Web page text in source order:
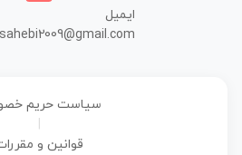
ایمیل
سیاست حریم
قوانین و